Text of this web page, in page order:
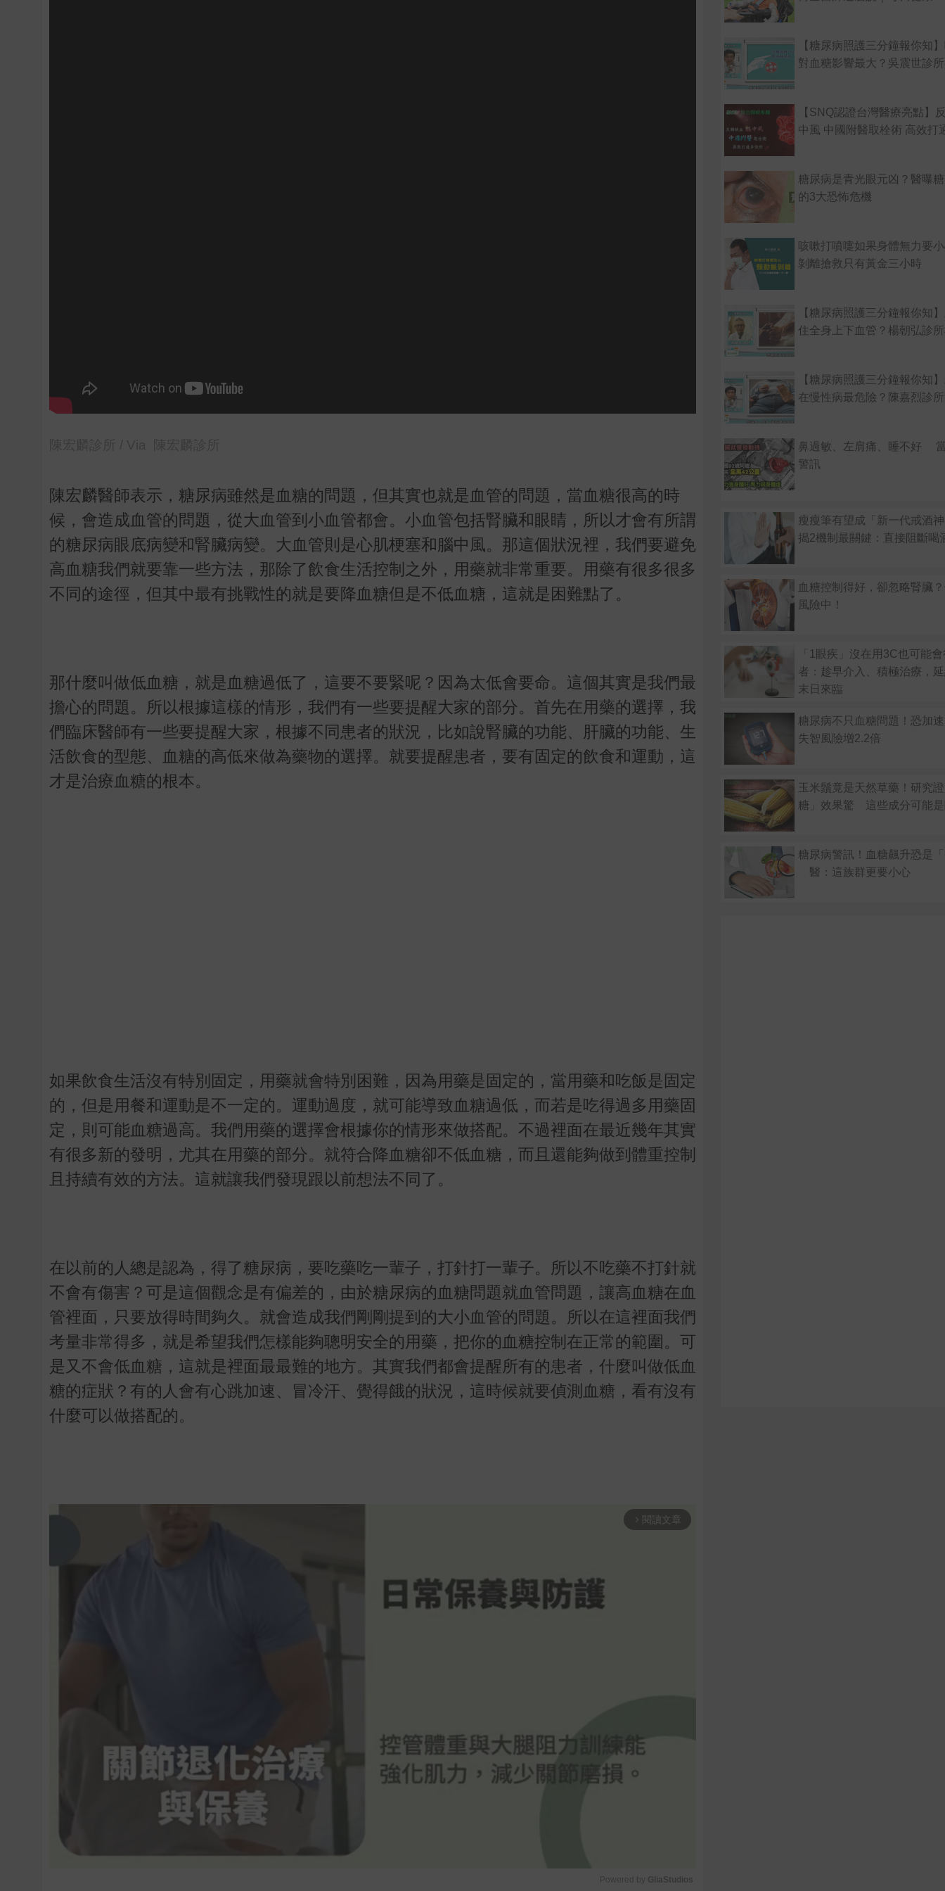
陳宏麟醫師表示，糖尿病雖然是血糖的問題，但其實也就是血管的問題，當血糖很高的時
候，會造成血管的問題，從大血管到小血管都會。小血管包括腎臟和眼睛，所以才會有所謂
的糖尿病眼底病變和腎臟病變。大血管則是心肌梗塞和腦中風。那這個狀況裡，我們要避免
高血糖我們就要靠一些方法，那除了飲食生活控制之外，用藥就非常重要。用藥有很多很多
不同的途徑，但其中最有挑戰性的就是要降血糖但是不低血糖，這就是困難點了。
那什麼叫做低血糖，就是血糖過低了，這要不要緊呢？因為太低會要命。這個其實是我們最
擔心的問題。所以根據這樣的情形，我們有一些要提醒大家的部分。首先在用藥的選擇，我
們臨床醫師有一些要提醒大家，根據不同患者的狀況，比如說腎臟的功能、肝臟的功能、生
活飲食的型態、血糖的高低來做為藥物的選擇。就要提醒患者，要有固定的飲食和運動，這
才是治療血糖的根本。
如果飲食生活沒有特別固定，用藥就會特別困難，因為用藥是固定的，當用藥和吃飯是固定
的，但是用餐和運動是不一定的。運動過度，就可能導致血糖過低，而若是吃得過多用藥固
定，則可能血糖過高。我們用藥的選擇會根據你的情形來做搭配。不過裡面在最近幾年其實
有很多新的發明，尤其在用藥的部分。就符合降血糖卻不低血糖，而且還能夠做到體重控制
且持續有效的方法。這就讓我們發現跟以前想法不同了。
在以前的人總是認為，得了糖尿病，要吃藥吃一輩子，打針打一輩子。所以不吃藥不打針就
不會有傷害？可是這個觀念是有偏差的，由於糖尿病的血糖問題就血管問題，讓高血糖在血
管裡面，只要放得時間夠久。就會造成我們剛剛提到的大小血管的問題。所以在這裡面我們
考量非常得多，就是希望我們怎樣能夠聰明安全的用藥，把你的血糖控制在正常的範圍。可
是又不會低血糖，這就是裡面最最難的地方。其實我們都會提醒所有的患者，什麼叫做低血
糖的症狀？有的人會有心跳加速、冒冷汗、覺得餓的狀況，這時候就要偵測血糖，看有沒有
什麼可以做搭配的。
arrow_forward_ios 閱讀文章
Powered by GliaStudios
【糖尿病照護三分鐘報你知
對血糖影響最大？吳震世診
【SNQ認證台灣醫療亮點】
中風 中國附醫取栓術 高效打
糖尿病是青光眼元凶？醫曝
的3大恐怖危機
咳嗽打噴嚏如果身體無力要
剝離搶救只有黃金三小時
【糖尿病照護三分鐘報你知
住全身上下血管？楊朝弘診
【糖尿病照護三分鐘報你知
在慢性病最危險？陳嘉烈診
鼻過敏、左肩痛、睡不好
警訊
瘦瘦筆有望成「新一代戒酒
揭2機制最關鍵：直接阻斷喝
血糖控制得好，卻忽略腎臟
風險中！
「1眼疾」沒在用3C也可能
者：趁早介入、積極治療，
末日來臨
糖尿病不只血糖問題！恐加
失智風險增2.2倍
玉米鬚竟是天然草藥！研究
糖」效果驚 這些成分可能
糖尿病警訊！血糖飆升恐是
醫：這族群更要小心